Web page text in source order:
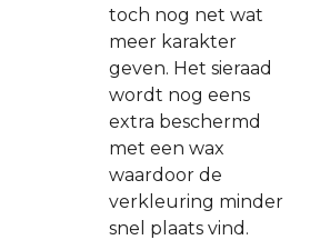
toch nog net wat
meer karakter
geven. Het sieraad
wordt nog eens
extra beschermd
met een wax
waardoor de
verkleuring minder
snel plaats vind.